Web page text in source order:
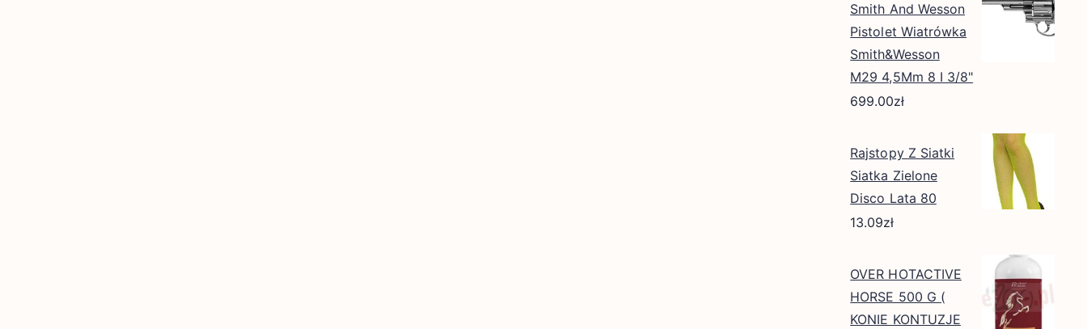
Smith And Wesson
Pistolet Wiatrówka
Smith&Wesson
M29 4,5Mm 8 I 3/8"
699.00zł
Rajstopy Z Siatki
Siatka Zielone
Disco Lata 80
13.09zł
OVER HOTACTIVE
HORSE 500 G (
KONIE KONTUZJE